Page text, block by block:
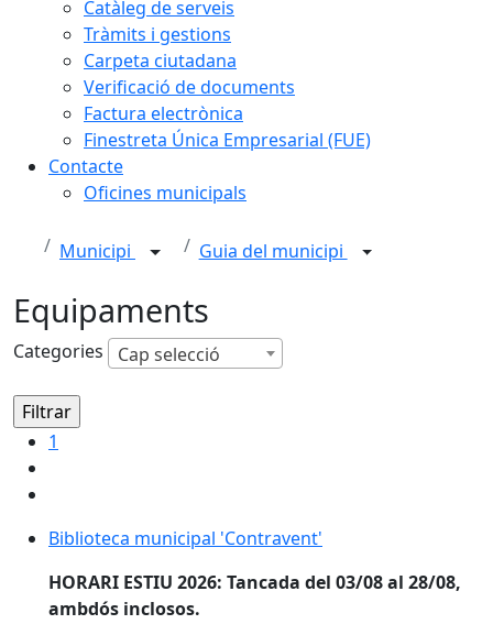
Catàleg de serveis
Tràmits i gestions
Carpeta ciutadana
Verificació de documents
Factura electrònica
Finestreta Única Empresarial (FUE)
Contacte
Oficines municipals
Municipi Guia del municipi
Equipaments
Categories Cap selecció
1
Biblioteca municipal 'Contravent'
HORARI ESTIU 2026: Tancada del 03/08 al 28/08,
ambdós inclosos.